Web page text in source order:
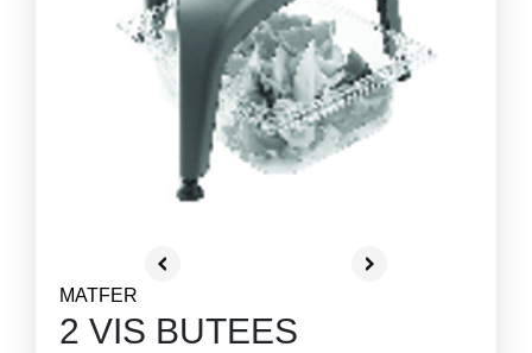
MATFER
2 VIS BUTEES